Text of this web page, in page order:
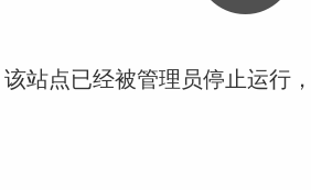
站点已经被管理员停止运行